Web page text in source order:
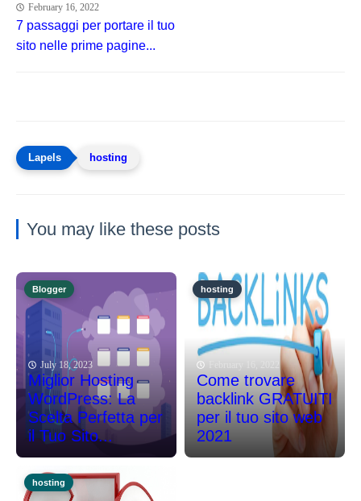
February 16, 2022
7 passaggi per portare il tuo
sito nelle prime pagine...
hosting
You may like these posts
Blogger
July 18, 2023
Miglior Hosting
WordPress: La
Scelta Perfetta per
il Tuo Sito...
hosting
Come trovare
backlink GRATUITI
per il tuo sito web
2021
hosting